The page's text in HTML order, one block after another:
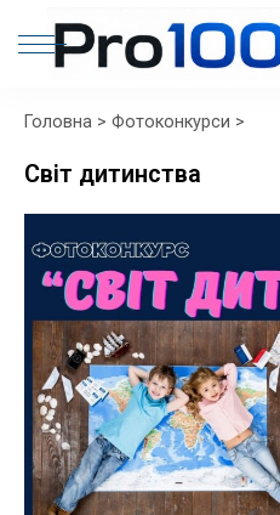
Головна > Фотоконкурси >
Світ дитинства